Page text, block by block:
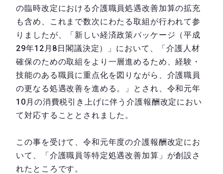
の臨時改定における介護職員処遇改善加算の拡充
も含め、これまで数次にわたる取組が行われて参
りましたが、「新しい経済政策パッケージ（平成
29年12月8日閣議決定）」において、「介護人材
確保のための取組をより一層進めるため、経験・
技能のある職員に重点化を図りながら、介護職員
の更なる処遇改善を進める。」とされ、令和元年
10月の消費税引き上げに伴う介護報酬改定におい
て対応することとされました。
この事を受けて、令和元年度の介護報酬改定にお
いて、「介護職員等特定処遇改善加算」が創設さ
れたところです。